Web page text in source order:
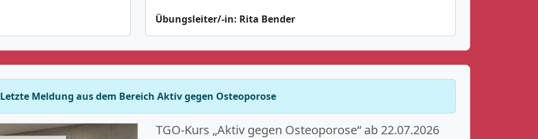
Übungsleiter/-in: Rita Bender
Letzte Meldung aus dem Bereich Aktiv gegen Osteoporose
TGO-Kurs „Aktiv gegen Osteoporose“ ab 22.07.2026